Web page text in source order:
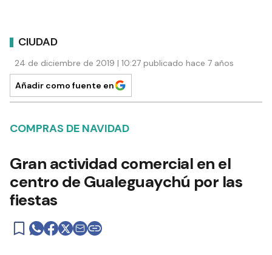
CIUDAD
24 de diciembre de 2019 | 10:27 publicado hace 7 años
Añadir como fuente en
COMPRAS DE NAVIDAD
Gran actividad comercial en el
centro de Gualeguaychú por las
fiestas